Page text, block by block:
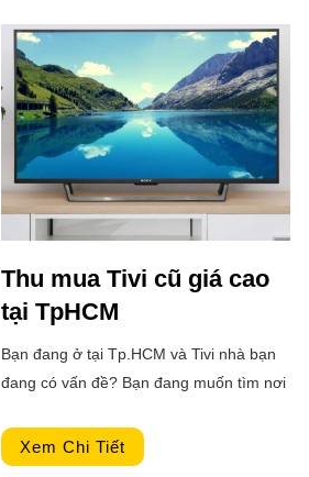
Thu mua Tivi cũ giá cao
tại TpHCM
Bạn đang ở tại Tp.HCM và Tivi nhà bạn
đang có vấn đề? Bạn đang muốn tìm nơi
đang cân xoay sơ một số vốn gấp? Vậy
thì bạn nhanh chân lên đến ngay với
Xem Chi Tiết